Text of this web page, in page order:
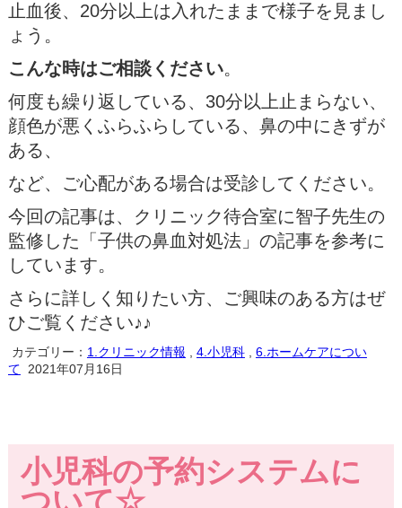
止血後、20分以上は入れたままで様子を見まし
ょう。
こんな時はご相談ください。
何度も繰り返している、30分以上止まらない、
顔色が悪くふらふらしている、鼻の中にきずが
ある、
など、ご心配がある場合は受診してください。
今回の記事は、クリニック待合室に智子先生の
監修した「子供の鼻血対処法」の記事を参考に
しています。
さらに詳しく知りたい方、ご興味のある方はぜ
ひご覧ください♪♪
カテゴリー： 1.クリニック情報 4.小児科, 6.ホームケアについ
て
2021年07月16日
小児科の予約システムに
ついて☆